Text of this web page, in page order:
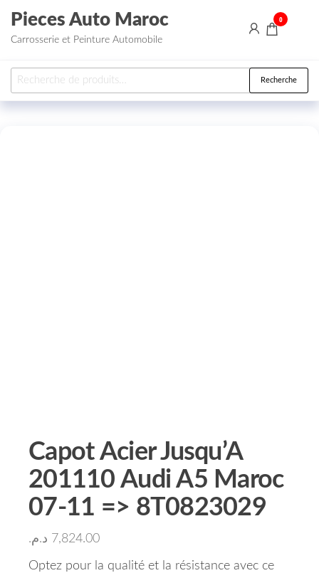
Aller au contenu
Pieces Auto Maroc
Carrosserie et Peinture Automobile
0
Recherche pour : Recherche
Capot Acier Jusqu’A
201110 Audi A5 Maroc
07-11 => 8T0823029
7,824.00 د.م.
Optez pour la qualité et la résistance avec ce